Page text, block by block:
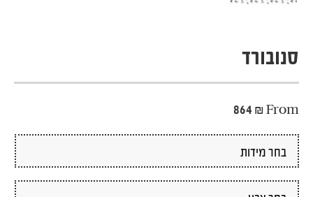
סנובורד
From
864 ₪